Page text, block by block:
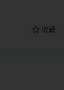
收藏